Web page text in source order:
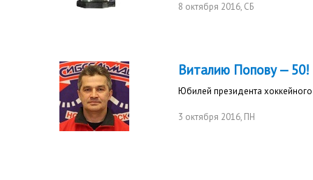
8 октября 2016, СБ
Виталию Попову — 50!
Юбилей президента
3 октября 2016, ПН